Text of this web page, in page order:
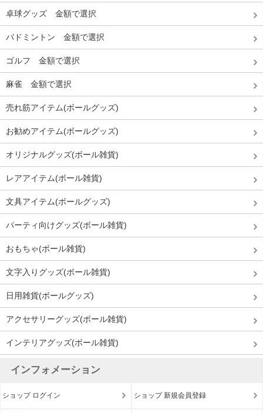
卓球グッズ 金額で選択
バドミントン 金額で選択
ゴルフ 金額で選択
麻雀 金額で選択
売れ筋アイテム(ボールグッズ)
お勧めアイテム(ボールグッズ)
オリジナルグッズ(ボール雑貨)
レアアイテム(ボール雑貨)
文具アイテム(ボールグッズ)
パーティ向けグッズ(ボール雑貨)
おもちゃ(ボール雑貨)
文字入りグッズ(ボール雑貨)
日用雑貨(ボールグッズ)
アクセサリーグッズ(ボール雑貨)
インテリアグッズ(ボール雑貨)
インフォメーション
ショップ ログイン ショップ 新規会員登録